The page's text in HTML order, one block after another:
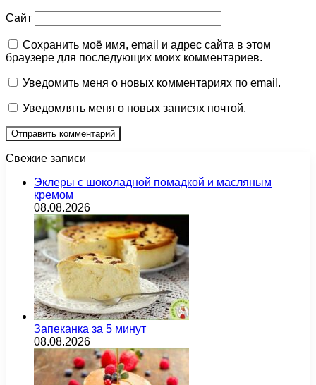
Сайт
Сохранить моё имя, email и адрес сайта в этом
браузере для последующих моих комментариев.
Уведомить меня о новых комментариях по email.
Уведомлять меня о новых записях почтой.
Свежие записи
Эклеры с шоколадной помадкой и масляным
кремом
08.08.2026
Запеканка за 5 минут
08.08.2026